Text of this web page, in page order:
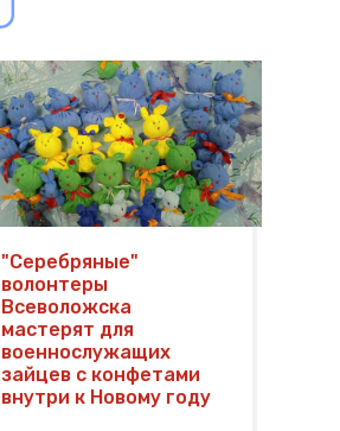
"Серебряные"
волонтеры
Всеволожска
мастерят для
военнослужащих
зайцев с конфетами
внутри к Новому году